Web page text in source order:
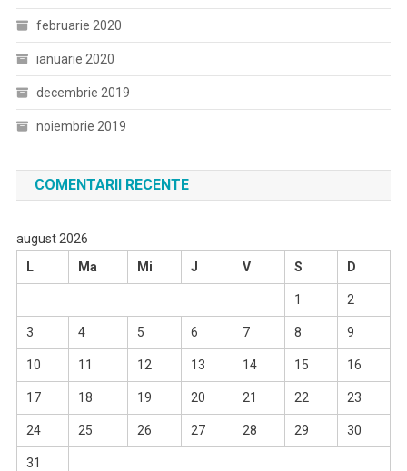
februarie 2020
ianuarie 2020
decembrie 2019
noiembrie 2019
COMENTARII RECENTE
august 2026
L
Ma Mi J V S D
1 2
3 4 5 6 7 8 9
10 11 12 13 14 15 16
17 18 19 20 21 22 23
24 25 26 27 28 29 30
31